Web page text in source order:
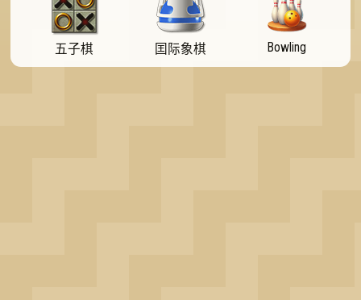
五子棋 囯际象棋 Bowling